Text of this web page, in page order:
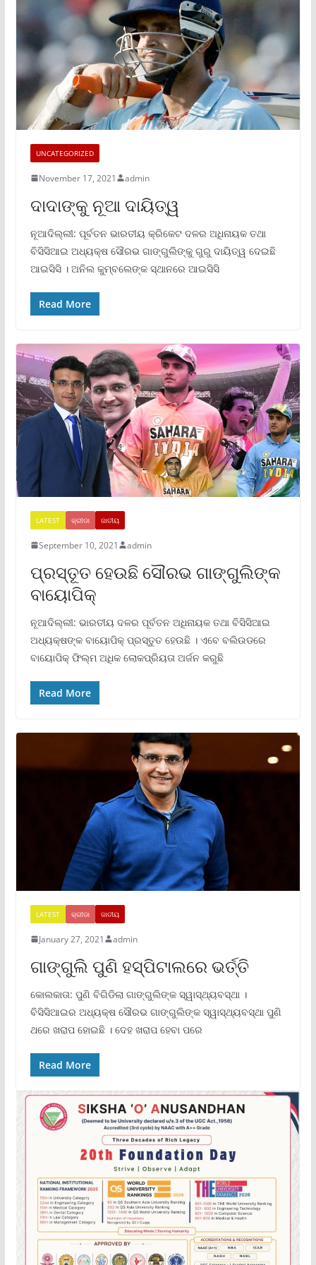
UNCATEGORIZED
November 17, 2021 admin
ଦାଦାଙ୍କୁ ନୂଆ ଦାୟିତ୍ୱ
ନୂଆଦିଲ୍ଲୀ: ପୂର୍ବତନ ଭାରତୀୟ କ୍ରିକେଟ ଦଳର ଅଧିନାୟକ ତଥା
ବିସିସିଆଇ ଅଧ୍ୟକ୍ଷ ସୌରଭ ଗାଙ୍ଗୁଲିଙ୍କୁ ଗୁରୁ ଦାୟିତ୍ୱ ଦେଇଛି
ଆଇସିସି । ଅନିଲ କୁମ୍ବଲେଙ୍କ ସ୍ଥାନରେ ଆଇସିସି
Read More
LATEST କ୍ରୀଡା ଜାତୀୟ
September 10, 2021 admin
ପ୍ରସ୍ତୂତ ହେଉଛି ସୌରଭ ଗାଙ୍ଗୁଲିଙ୍କ
ବାୟୋପିକ୍
ନୂଆଦିଲ୍ଲୀ: ଭାରତୀୟ ଦଳର ପୂର୍ବତନ ଅଧିନାୟକ ତଥା ବିସିସିଆଇ
ଅଧ୍ୟକ୍ଷଙ୍କ ବାୟୋପିକ୍ ପ୍ରସ୍ତୁତ ହେଉଛି । ଏବେ ବଲିଉଡରେ
ବାୟୋପିକ୍ ଫିଲ୍ମ ଅଧିକ ଲୋକପ୍ରିୟତା ଅର୍ଜନ କରୁଛି
Read More
LATEST କ୍ରୀଡା ଜାତୀୟ
January 27, 2021 admin
ଗାଙ୍ଗୁଲି ପୁଣି ହସ୍ପିଟାଲରେ ଭର୍ତ୍ତି
କୋଲକାତା: ପୁଣି ବିଗିଡିଲା ଗାଙ୍ଗୁଲିଙ୍କ ସ୍ୱାସ୍ଥ୍ୟବସ୍ଥା ।
ବିସିସିଆଇର ଅଧ୍ୟକ୍ଷ ସୌରଭ ଗାଙ୍ଗୁଲିଙ୍କ ସ୍ୱାସ୍ଥ୍ୟବସ୍ଥା ପୁଣି
ଥରେ ଖରାପ ହୋଇଛି । ଦେହ ଖରାପ ହେବା ପରେ
Read More